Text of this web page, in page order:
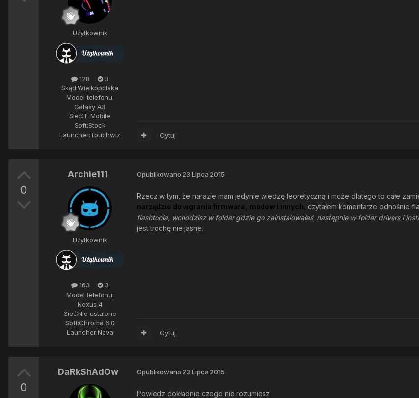
Użytkownik
128
3
Skąd:Wielkopolska
Model telefonu:
Galaxy A3
Sieć:T-Mobile
Soft:Stock
Launcher:Touchwiz Cytuj
0
Archie111
Użytkownik
163
3
Model telefonu:
Nexus 4
Sieć:Nie ustalone
Soft:Chroma 6.0
Launcher:Nova
Opublikowano 23 Lipca 2015
Rzecz w tym, że narazie mam jedynie wiedzę teoretyczną i może dlatego to całe
narzędzie do wgrania firmware, modów i innych czytałem komentarze odnośnie
flashtoola, wchodzisz w folder gdzie go zainstalowałeś, następnie w folder drivers i
jest trochę nie jasne.
Cytuj
0
DaRkShAdOw Opublikowano 23 Lipca 2015
Powiedz dokładnie czego nie rozumiesz